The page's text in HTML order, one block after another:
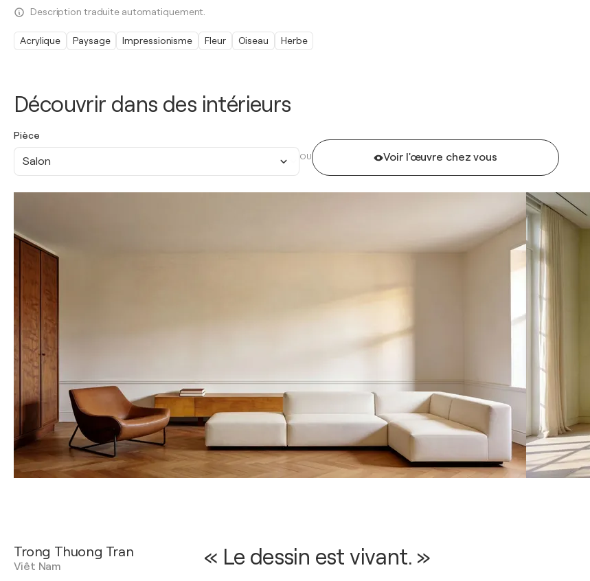
Découvrir dans des intérieurs
Pièce
Salon OU Voir l'œuvre chez vous
Description traduite automatiquement.
Acrylique Paysage Impressionisme Fleur Oiseau Herbe
Trong Thuong Tran
Viêt Nam « Le dessin est vivant. »